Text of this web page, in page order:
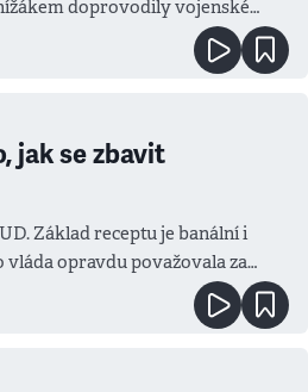
doprovodily vojenské
jak se zbavit
Základ receptu je banální i
vláda opravdu považovala za